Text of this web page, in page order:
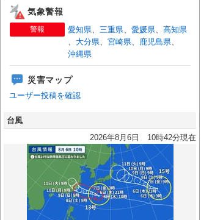
気象警報
警報 愛知県、 三重県、 愛媛県、 高知県
、 大分県、 宮崎県、 鹿児島県、
沖縄県
災害マップ
ユーザー投稿を確認
台風
2026年8月6日 10時42分現在